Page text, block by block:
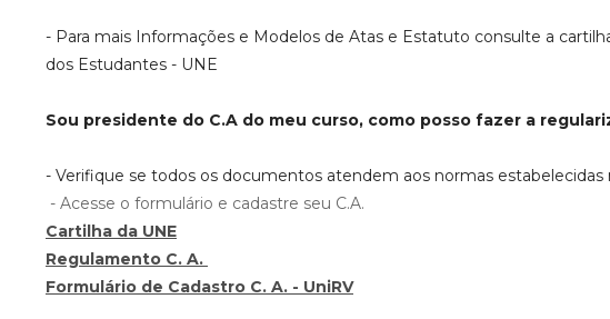
- Para mais Informações e Modelos de Atas e Estatuto consulte a
dos Estudantes - UNE
Sou presidente do C.A do meu curso, como posso fazer a
- Verifique se todos os documentos atendem aos normas
- Acesse o formulário e cadastre seu C.A.
Cartilha da UNE
Regulamento C. A.
Formulário de Cadastro C. A. - UniRV